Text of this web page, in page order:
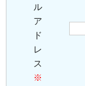
ル
ア
ド
レ
ス
※